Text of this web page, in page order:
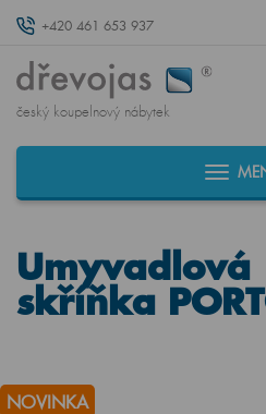
+420 461 653 937
český koupelnový nábytek
Umyvadlová
skříňka
NOVINKA